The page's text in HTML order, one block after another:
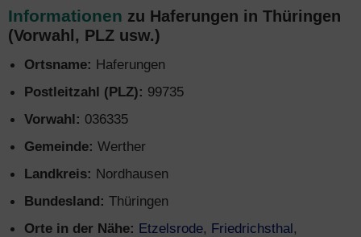
Informationen zu Haferungen in Thüringen
(Vorwahl, PLZ usw.)
Ortsname: Haferungen
Postleitzahl (PLZ): 99735
Vorwahl: 036335
Gemeinde: Werther
Landkreis: Nordhausen
Bundesland: Thüringen
Orte in der Nähe: Etzelsrode, Friedrichsthal,